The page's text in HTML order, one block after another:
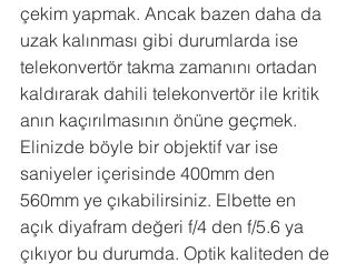
çekim yapmak. Ancak bazen daha da
uzak kalınması gibi durumlarda ise
telekonvertör takma zamanını ortadan
kaldırarak dahili telekonvertör ile kritik
anın kaçırılmasının önüne geçmek.
Elinizde böyle bir objektif var ise
saniyeler içerisinde 400mm den
560mm ye çıkabilirsiniz. Elbette en
açık diyafram değeri f/4 den f/5.6 ya
çıkıyor bu durumda. Optik kaliteden de